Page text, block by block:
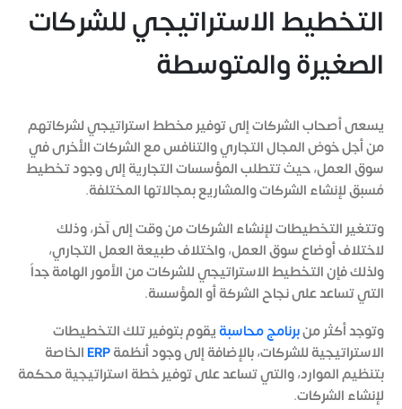
التخطيط الاستراتيجي للشركات
الصغيرة والمتوسطة
يسعى أصحاب الشركات إلى توفير مخطط استراتيجي لشركاتهم
من أجل خوض المجال التجاري والتنافس مع الشركات الأخرى في
سوق العمل، حيث تتطلب المؤسسات التجارية إلى وجود تخطيط
مُسبق لإنشاء الشركات والمشاريع بمجالاتها المختلفة.
وتتغير التخطيطات لإنشاء الشركات من وقت إلى آخر، وذلك
لاختلاف أوضاع سوق العمل، واختلاف طبيعة العمل التجاري،
ولذلك فإن التخطيط الاستراتيجي للشركات من الأمور الهامة جداً
التي تساعد على نجاح الشركة أو المؤسسة.
وتوجد أكثر منبرنامج محاسبةيقوم بتوفير تلك التخطيطات
الاستراتيجية للشركات، بالإضافة إلى وجود أنظمةERPالخاصة
بتنظيم الموارد، والتي تساعد على توفير خطة استراتيجية محكمة
لإنشاء الشركات.